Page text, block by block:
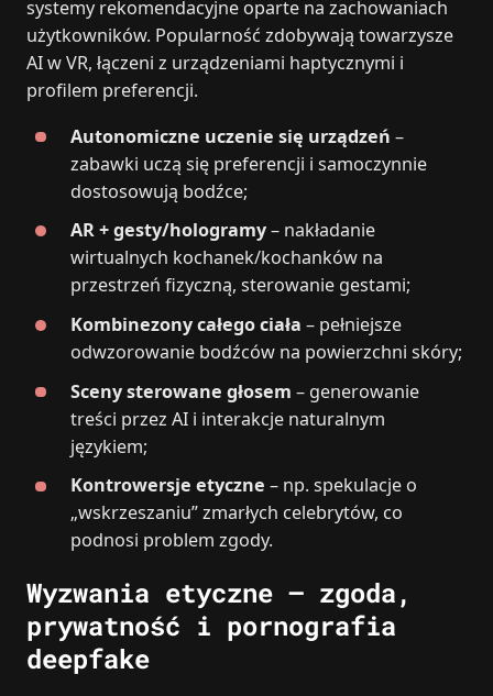
systemy rekomendacyjne oparte na zachowaniach
użytkowników. Popularność zdobywają towarzysze
AI w VR, łączeni z urządzeniami haptycznymi i
profilem preferencji.
Autonomiczne uczenie się urządzeń –
zabawki uczą się preferencji i samoczynnie
dostosowują bodźce;
AR + gesty/hologramy– nakładanie
wirtualnych kochanek/kochanków na
przestrzeń fizyczną, sterowanie gestami;
Kombinezony całego ciała – pełniejsze
odwzorowanie bodźców na powierzchni skóry;
Sceny sterowane głosem – generowanie
treści przez AI i interakcje naturalnym
językiem;
Kontrowersje etyczne – np. spekulacje o
„wskrzeszaniu” zmarłych celebrytów, co
podnosi problem zgody.
Wyzwania etyczne – zgoda,
prywatność i pornografia
deepfake